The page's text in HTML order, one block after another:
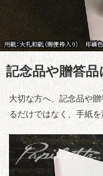
記念品や贈答
大切な方へ、記念品や
るだけではなく、手紙